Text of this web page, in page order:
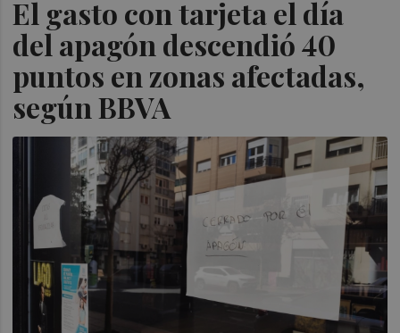
El gasto con tarjeta el día
del apagón descendió 40
puntos en zonas afectadas,
según BBVA